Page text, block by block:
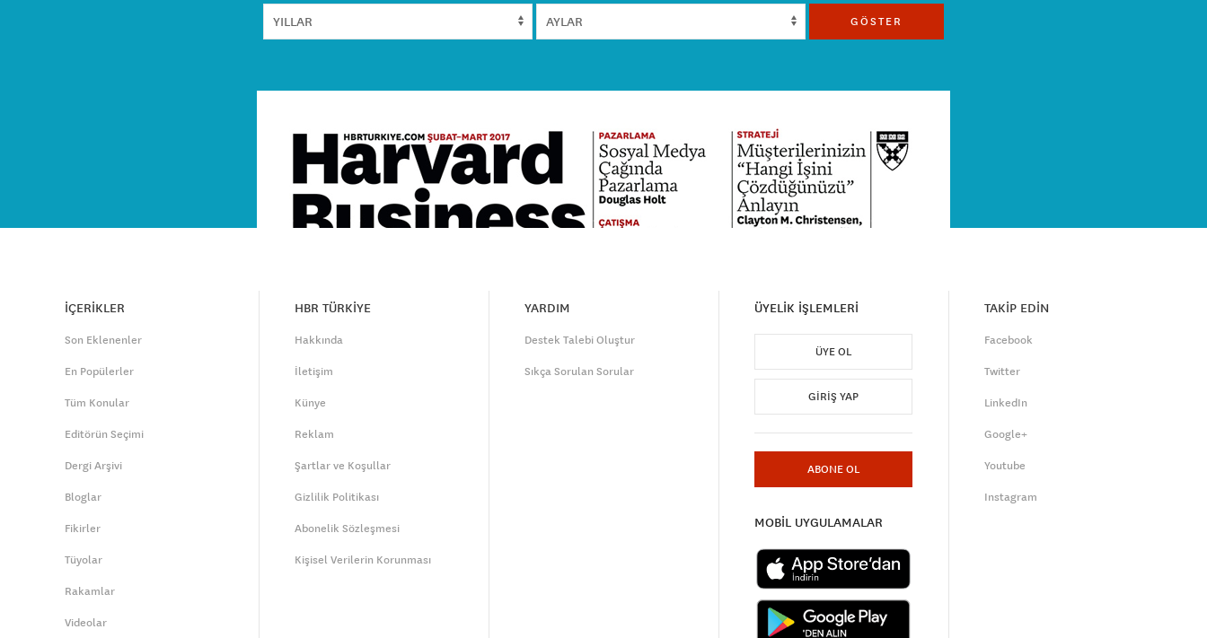
GÖSTER
İÇERİKLER
Son Eklenenler
En Popülerler
Tüm Konular
Editörün Seçimi
Dergi Arşivi
Bloglar
Fikirler
Tüyolar
Rakamlar
Videolar
HBR TÜRKİYE
Hakkında
İletişim
Künye
Reklam
Şartlar ve Koşullar
Gizlilik Politikası
Abonelik Sözleşmesi
Kişisel Verilerin Korunması
YARDIM
Destek Talebi Oluştur
Sıkça Sorulan Sorular
ÜYELİK İŞLEMLERİ
ÜYE OL
GIRIŞ YAP
ABONE OL
MOBİL UYGULAMALAR
TAKİP EDİN
Facebook
Twitter
LinkedIn
Google+
Youtube
Instagram